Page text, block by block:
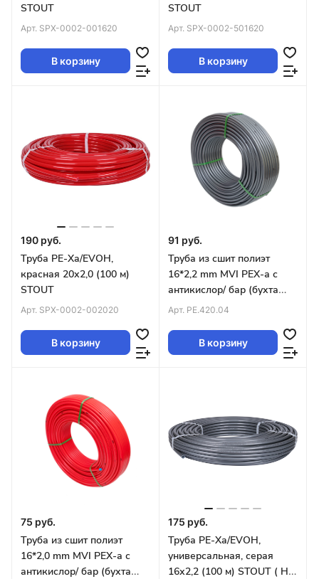
STOUT
Арт. SPX-0002-001620
В корзину
STOUT
Арт. SPX-0002-501620
В корзину
190 руб.
Труба PE-Xa/EVOH,
красная 20х2,0 (100 м)
STOUT
Арт. SPX-0002-002020
В корзину
91 руб.
Труба из сшит полиэт
16*2,2 mm MVI PEX-а с
антикислор/ бар (бухта
200м) серая
Арт. PE.420.04
В корзину
75 руб.
Труба из сшит полиэт
16*2,0 mm MVI PEX-а с
антикислор/ бар (бухта
175 руб.
Труба PE-Xa/EVOH,
универсальная, серая
16х2,2 (100 м) STOUT ( НЕ